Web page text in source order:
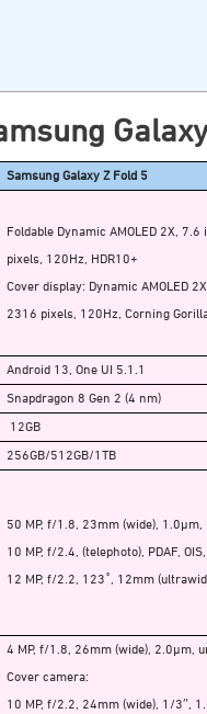
Samsung Galaxy Z Fold 5
Foldable Dynamic AMOLED 2X,
pixels, 120Hz, HDR10+
Cover display: Dynamic AMOLED
2316 pixels, 120Hz, Corning
Android 13, One UI 5.1.1
Snapdragon 8 Gen 2 (4 nm)
12GB
256GB/512GB/1TB
50 MP, f/1.8, 23mm (wide), 1.0µm,
10 MP, f/2.4, (telephoto), PDAF,
12 MP, f/2.2, 123˚, 12mm
4 MP, f/1.8, 26mm (wide), 2.0µm,
Cover camera:
10 MP, f/2.2, 24mm (wide), 1/3″,